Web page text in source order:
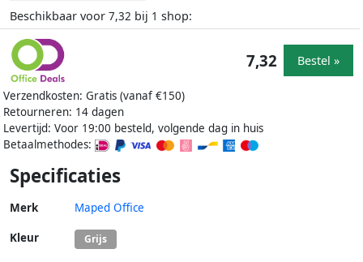
Beschikbaar voor 7,32 bij 1 shop:
Verzendkosten: Gratis (vanaf €150)
Retourneren: 14 dagen
Levertijd: Voor 19:00 besteld, volgende dag in huis
Betaalmethodes:
7,32 Bestel »
Specificaties
Merk Maped Office
Kleur Grijs